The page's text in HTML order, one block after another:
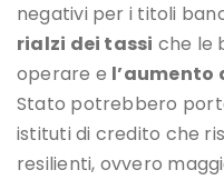
negativi per i titoli
rialzi dei tassi che le
operare e l’aumento
Stato potrebbero
istituti di credito che
resilienti, ovvero